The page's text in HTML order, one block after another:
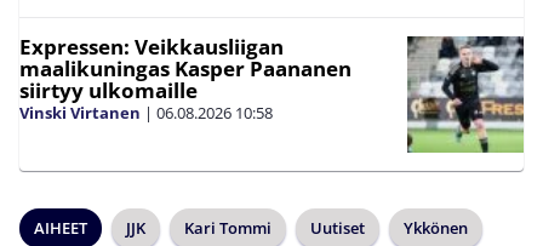
Expressen: Veikkausliigan
maalikuningas Kasper Paananen
siirtyy ulkomaille
Vinski Virtanen | 06.08.2026 10:58
AIHEET JJK Kari Tommi Uutiset Ykkönen